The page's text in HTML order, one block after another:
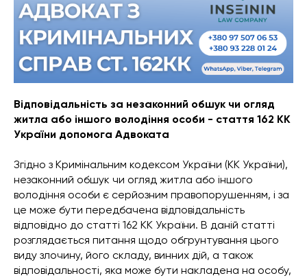
Відповідальність за незаконний обшук чи огляд
житла або іншого володіння особи - стаття 162 КК
України допомога Адвоката
Згідно з Кримінальним кодексом України (КК України),
незаконний обшук чи огляд житла або іншого
володіння особи є серйозним правопорушенням, і за
це може бути передбачена відповідальність
відповідно до статті 162 КК України. В даній статті
розглядається питання щодо обгрунтування цього
виду злочину, його складу, винних дій, а також
відповідальності, яка може бути накладена на особу,